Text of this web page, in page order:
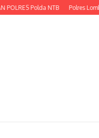
Polda NTB Polres Lombok